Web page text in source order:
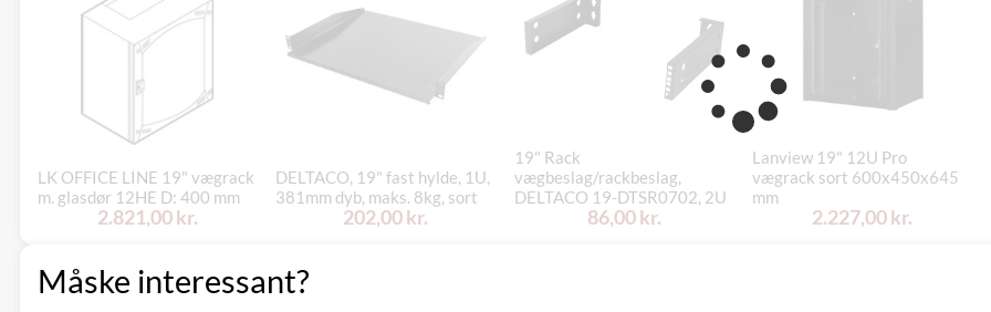
LK OFFICE LINE 19" vægrack
m. glasdør 12HE D: 400 mm
2.821,00 kr.
DELTACO, 19" fast hylde, 1U,
381mm dyb, maks. 8kg, sort
202,00 kr.
19" Rack
vægbeslag/rackbeslag,
DELTACO 19-DTSR0702, 2U
86,00 kr.
Lanview 19" 12U Pro
vægrack sort 600x450x645
mm
2.227,00 kr.
Måske interessant?